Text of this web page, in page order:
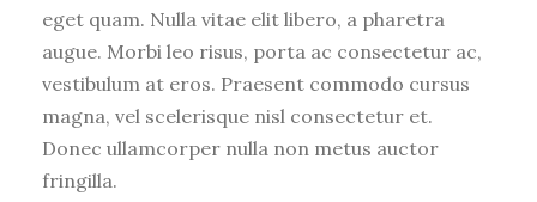
eget quam. Nulla vitae elit libero, a pharetra
augue. Morbi leo risus, porta ac consectetur ac,
vestibulum at eros. Praesent commodo cursus
magna, vel scelerisque nisl consectetur et.
Donec ullamcorper nulla non metus auctor
fringilla.